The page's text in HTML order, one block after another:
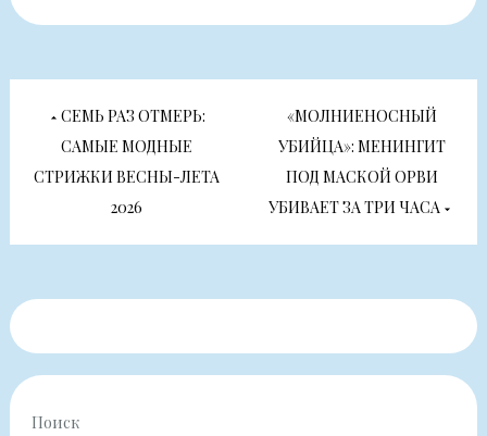
Навигация
по
записям
СЕМЬ РАЗ ОТМЕРЬ:
САМЫЕ МОДНЫЕ
СТРИЖКИ ВЕСНЫ-ЛЕТА
2026
«МОЛНИЕНОСНЫЙ
УБИЙЦА»: МЕНИНГИТ
ПОД МАСКОЙ ОРВИ
УБИВАЕТ ЗА ТРИ ЧАСА
Поиск